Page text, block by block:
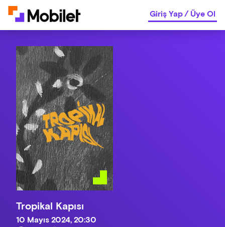
Giriş Yap/Üye Ol
Tropikal Kapısı
10 Mayıs 2024, 20:30